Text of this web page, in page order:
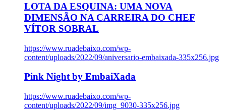
LOTA DA ESQUINA: UMA NOVA
DIMENSÃO NA CARREIRA DO CHEF
VÍTOR SOBRAL
https://www.ruadebaixo.com/wp-
content/uploads/2022/09/aniversario-embaixada-335x256.jpg
Pink Night by EmbaiXada
https://www.ruadebaixo.com/wp-
content/uploads/2022/09/img_9030-335x256.jpg